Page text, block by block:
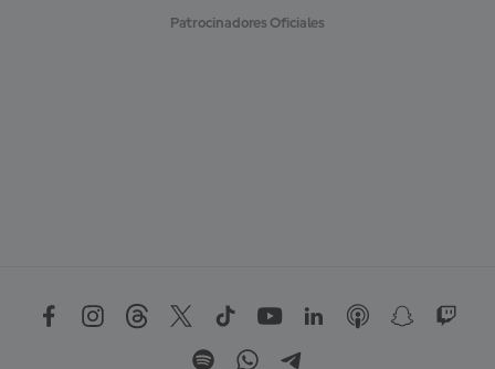
Patrocinadores Oficiales